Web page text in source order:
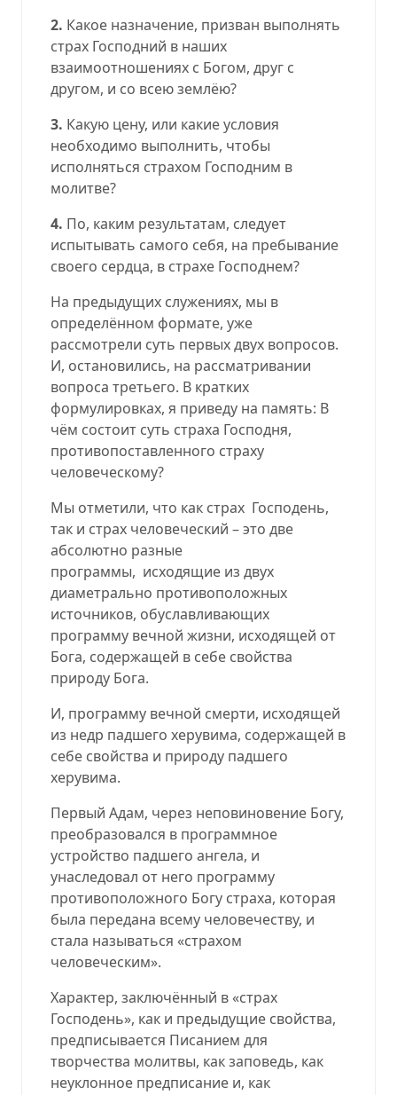
2. Какое назначение, призван выполнять
страх Господний в наших
взаимоотношениях с Богом, друг с
другом, и со всею землёю?
3. Какую цену, или какие условия
необходимо выполнить, чтобы
исполняться страхом Господним в
молитве?
4. По, каким результатам, следует
испытывать самого себя, на пребывание
своего сердца, в страхе Господнем?
На предыдущих служениях, мы в
определённом формате, уже
рассмотрели суть первых двух вопросов.
И, остановились, на рассматривании
вопроса третьего. В кратких
формулировках, я приведу на память: В
чём состоит суть страха Господня,
противопоставленного страху
человеческому?
Мы отметили, что как страх Господень,
так и страх человеческий – это две
абсолютно разные
программы, исходящие из двух
диаметрально противоположных
источников, обуславливающих
программу вечной жизни, исходящей от
Бога, содержащей в себе свойства
природу Бога.
И, программу вечной смерти, исходящей
из недр падшего херувима, содержащей в
себе свойства и природу падшего
херувима.
Первый Адам, через неповиновение Богу,
преобразовался в программное
устройство падшего ангела, и
унаследовал от него программу
противоположного Богу страха, которая
была передана всему человечеству, и
стала называться «страхом
человеческим».
Характер, заключённый в «страх
Господень», как и предыдущие свойства,
предписывается Писанием для
творчества молитвы, как заповедь, как
неуклонное предписание и, как